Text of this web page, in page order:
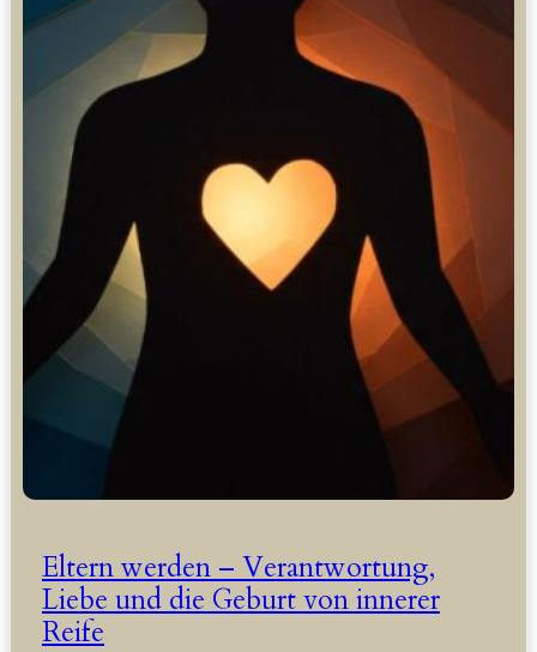
Eltern werden – Verantwortung,
Liebe und die Geburt von innerer
Reife